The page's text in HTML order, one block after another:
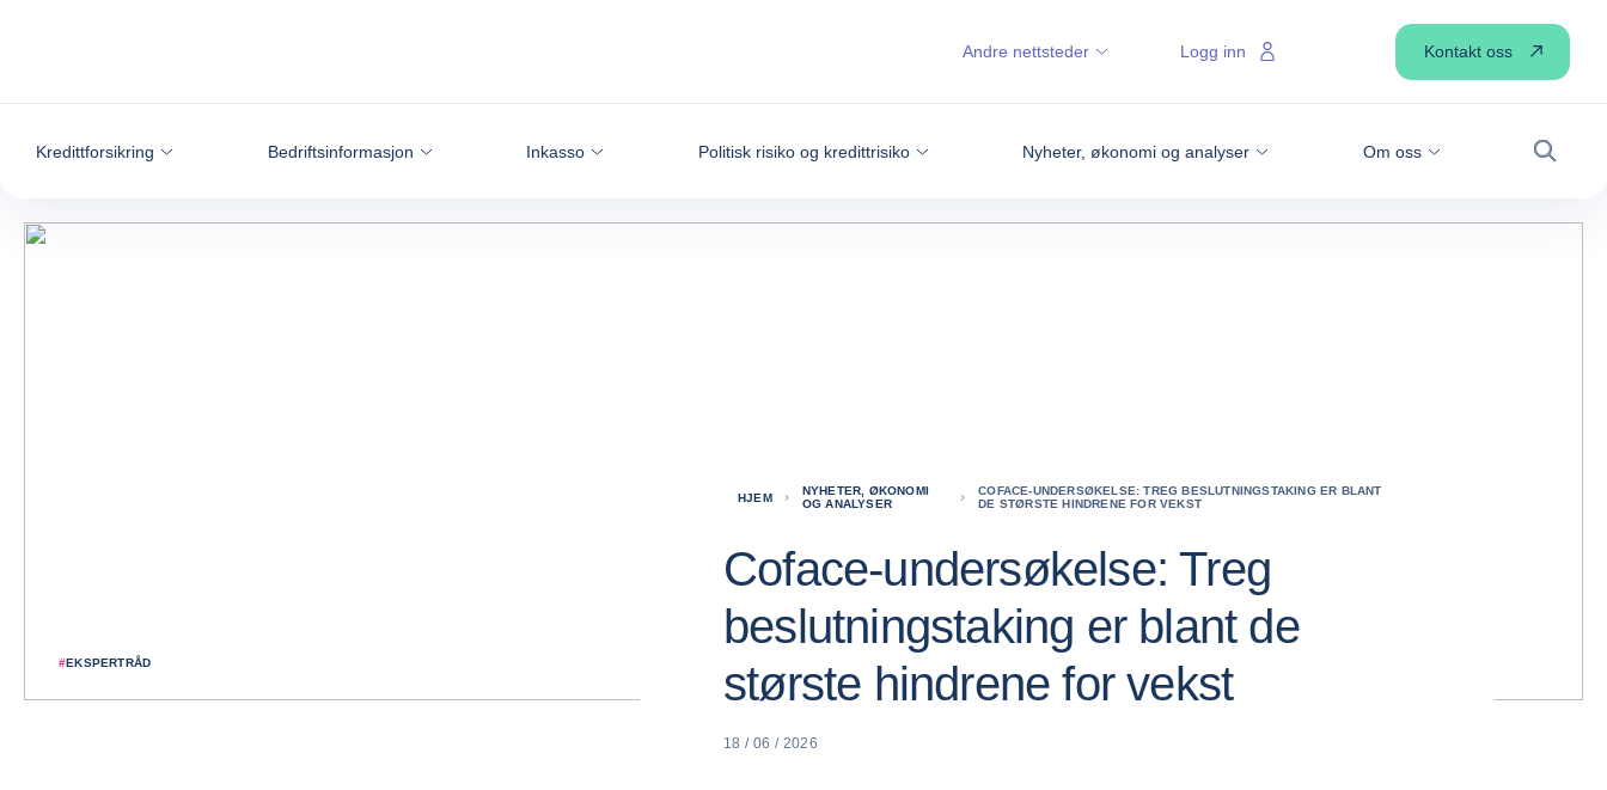
Kredittforsikring Bedriftsinformasjon Inkasso Politisk risiko og kredittrisiko Nyheter, økonomi og analyser Om oss
Søk
Andre nettsteder Logg inn Kontakt oss
#EKSPERTRÅD
HJEM
NYHETER, ØKONOMI
OG ANALYSER
COFACE-UNDERSØKELSE: TREG BESLUTNINGSTAKING ER BLANT
DE STØRSTE HINDRENE FOR VEKST
Coface-undersøkelse: Treg
beslutningstaking er blant de
største hindrene for vekst
18 / 06 / 2026